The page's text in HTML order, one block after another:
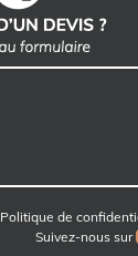
Politique de
Suivez-nous sur